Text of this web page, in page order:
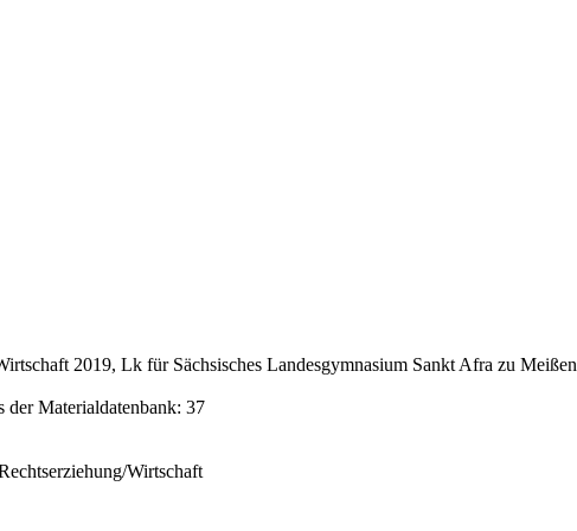
2019, Lk für Sächsisches Landesgymnasium Sankt Afra zu Meißen
der Materialdatenbank: 37
Wirtschaft